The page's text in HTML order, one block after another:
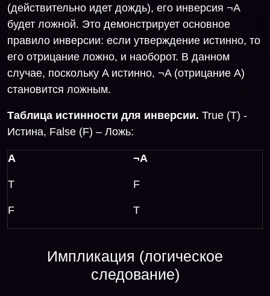
(действительно идет дождь), его инверсия ¬A
будет ложной. Это демонстрирует основное
правило инверсии: если утверждение истинно, то
его отрицание ложно, и наоборот. В данном
случае, поскольку A истинно, ¬A (отрицание A)
становится ложным.
Таблица истинности для инверсии. True (T) -
Истина, False (F) – Ложь:
A ¬A
T F
F T
Импликация (логическое
следование)